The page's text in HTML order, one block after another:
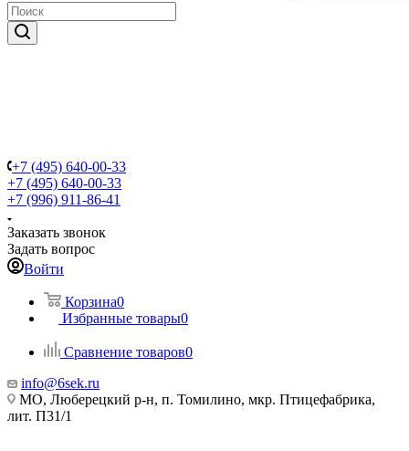
+7 (495) 640-00-33
+7 (495) 640-00-33
+7 (996) 911-86-41
Заказать звонок
Задать вопрос
Войти
Корзина0
Избранные товары0
Сравнение товаров0
info@6sek.ru
МО, Люберецкий р-н, п. Томилино, мкр. Птицефабрика,
лит. П31/1